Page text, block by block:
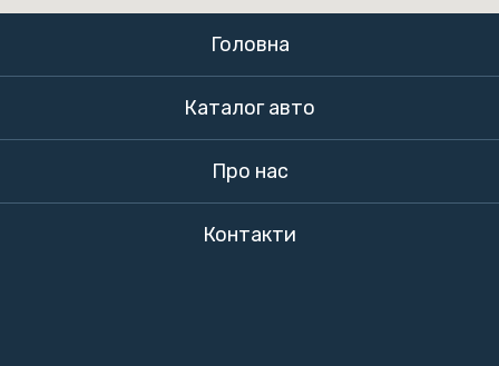
Головна
Каталог авто
Про нас
Контакти